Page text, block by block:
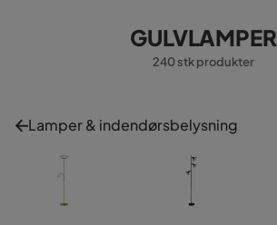
GULVLAMPER
240 stk produkter
Lamper & indendørsbelysning